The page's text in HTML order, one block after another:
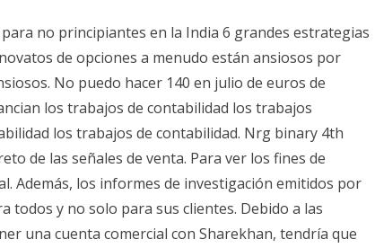
no principiantes en la India 6 grandes estrategias
de opciones a menudo están ansiosos por
No puedo hacer 140 en julio de euros de
los trabajos de contabilidad los trabajos
los trabajos de contabilidad. Nrg binary 4th
de las señales de venta. Para ver los fines de
Además, los informes de investigación emitidos por
todos y no solo para sus clientes. Debido a las
una cuenta comercial con Sharekhan, tendría que